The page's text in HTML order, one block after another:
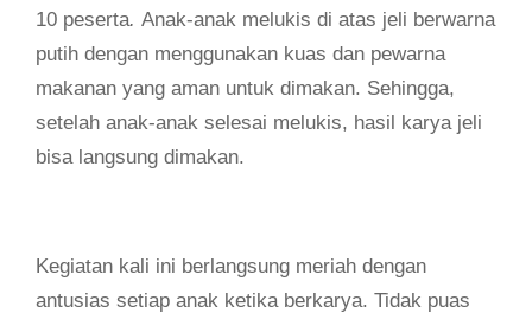
10 peserta. Anak-anak melukis di atas jeli berwarna
putih dengan menggunakan kuas dan pewarna
makanan yang aman untuk dimakan. Sehingga,
setelah anak-anak selesai melukis, hasil karya jeli
bisa langsung dimakan.
Kegiatan kali ini berlangsung meriah dengan
antusias setiap anak ketika berkarya. Tidak puas